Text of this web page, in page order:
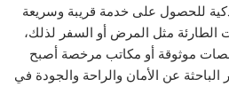
للحصول على خدمة قريبة وسريعة
الطارئة مثل المرض أو السفر لذلك،
موثوقة أو مكاتب مرخصة أصبح
الباحثة عن الأمان والراحة والجودة في